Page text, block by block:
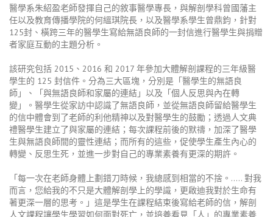
醫學系朱紹盈老師發揮自己的敘事醫學專長，與解剖學科曾國藩主
任以及教育傳播學院的何縕琪院長，以及醫學系學生曾鼎鈞，針對
125封、橫跨三年的醫學生寫給無語良師的一封信進行醫學生與捐贈
者家庭互動的主題分析。
該研究包括 2015、2016 和 2017 年參加大體解剖課程的三年級醫
學生的 125 封信件。分為三大區塊，分別是「醫學生的無語良
師」、「與無語良師和家屬的連結」以及「個人反思與內在轉
變」。醫學生從家訪中認識了無語良師，並從無語良師留給醫學生
的信中體會到了老師的利他精神以及對醫學生的鼓勵；透過人文典
禮醫學生建立了與家屬的連結；每次課程前後的默禱，加深了醫學
生與無語良師間的靈性連結；而所有的這些，促使學生產生內心的
轉變、反思生死，並進一步對自己的專業素養有更深的期許。
「每一次在老師身體上劃錯刀時候，我總感到相當的不捨。….. 對我
而言，您給我的不只是大體解剖學上的學識，更啟迪我對於生命有
著更深一層的思考。」這是學生在課程結束後寫給老師的信，解剖
人文課程讓學生學習如何面對死亡，並培養看見「人」的專業素養